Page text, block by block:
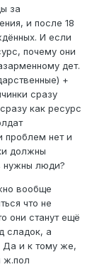
за
и после 18
И если
почему они
дет.
+
сразу
как ресурс
проблем нет и
должны
нужны люди?
вообще
что не
они станут ещё
сладок, а
Да и к тому же,
ж.пол